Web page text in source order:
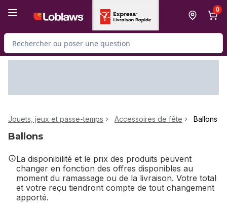
0
Rechercher des produits
Jouets, jeux et passe-temps Accessoires de fête Ballons
Ballons
La disponibilité et le prix des produits peuvent
changer en fonction des offres disponibles au
moment du ramassage ou de la livraison. Votre total
et votre reçu tiendront compte de tout changement
apporté.